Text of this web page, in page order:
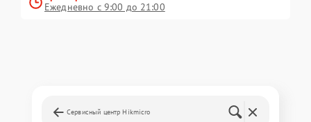
Ежедневно с 9:00 до 21:00
Сервисный центр Hikmicro